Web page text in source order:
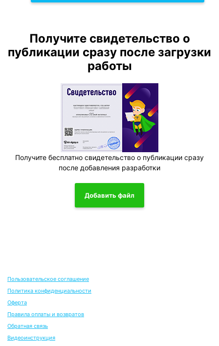
Получите свидетельство о
публикации сразу после загрузки
работы
Получите бесплатно свидетельство о публикации сразу
после добавления разработки
Добавить файл
Пользовательское соглашение
Политика конфиденциальности
Оферта
Правила оплаты и возвратов
Обратная связь
Видеоинструкция